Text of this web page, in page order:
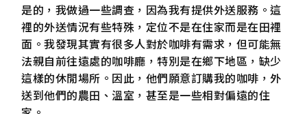
是的，我做過一些調查，因為我有提供外送服務。這
裡的外送情況有些特殊，定位不是在住家而是在田裡
面。我發現其實有很多人對於咖啡有需求，但可能無
法親自前往遠處的咖啡廳，特別是在鄉下地區，缺少
這樣的休閒場所。因此，他們願意訂購我的咖啡，外
送到他們的農田、溫室，甚至是一些相對偏遠的住